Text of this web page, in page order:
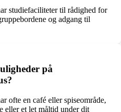
studiefaciliteter til rådighed for
og adgang til
på
ofte en café eller spiseområde,
eller et let måltid under dit